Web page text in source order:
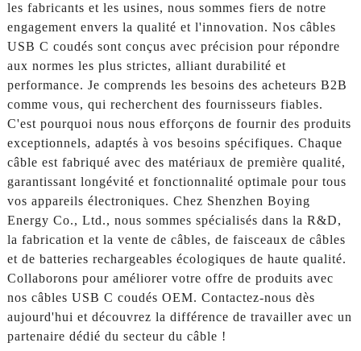
les fabricants et les usines, nous sommes fiers de notre
engagement envers la qualité et l'innovation. Nos câbles
USB C coudés sont conçus avec précision pour répondre
aux normes les plus strictes, alliant durabilité et
performance. Je comprends les besoins des acheteurs B2B
comme vous, qui recherchent des fournisseurs fiables.
C'est pourquoi nous nous efforçons de fournir des produits
exceptionnels, adaptés à vos besoins spécifiques. Chaque
câble est fabriqué avec des matériaux de première qualité,
garantissant longévité et fonctionnalité optimale pour tous
vos appareils électroniques. Chez Shenzhen Boying
Energy Co., Ltd., nous sommes spécialisés dans la R&D,
la fabrication et la vente de câbles, de faisceaux de câbles
et de batteries rechargeables écologiques de haute qualité.
Collaborons pour améliorer votre offre de produits avec
nos câbles USB C coudés OEM. Contactez-nous dès
aujourd'hui et découvrez la différence de travailler avec un
partenaire dédié du secteur du câble !